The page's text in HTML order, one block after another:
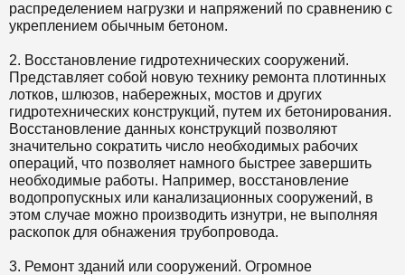
распределением нагрузки и напряжений по сравнению с
укреплением обычным бетоном.
2. Восстановление гидротехнических сооружений.
Представляет собой новую технику ремонта плотинных
лотков, шлюзов, набережных, мостов и других
гидротехнических конструкций, путем их бетонирования.
Восстановление данных конструкций позволяют
значительно сократить число необходимых рабочих
операций, что позволяет намного быстрее завершить
необходимые работы. Например, восстановление
водопропускных или канализационных сооружений, в
этом случае можно производить изнутри, не выполняя
раскопок для обнажения трубопровода.
3. Ремонт зданий или сооружений. Огромное